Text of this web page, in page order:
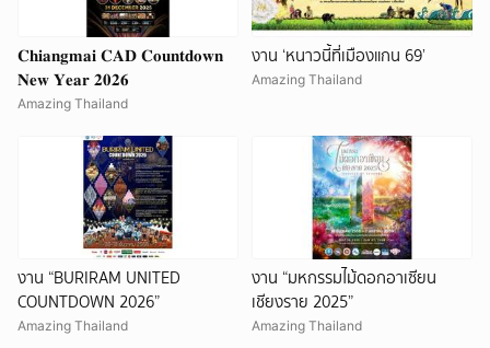
𝐂𝐡𝐢𝐚𝐧𝐠𝐦𝐚𝐢 𝐂𝐀𝐃 𝐂𝐨𝐮𝐧𝐭𝐝𝐨𝐰𝐧
𝐍𝐞𝐰 𝐘𝐞𝐚𝐫 𝟐𝟎𝟐𝟔
Amazing Thailand
งาน ‘หนาวนี้ที่เมืองแกน 69’
Amazing Thailand
งาน “BURIRAM UNITED
COUNTDOWN 2026”
Amazing Thailand
งาน “มหกรรมไม้ดอกอาเซียน
เชียงราย 2025”
Amazing Thailand